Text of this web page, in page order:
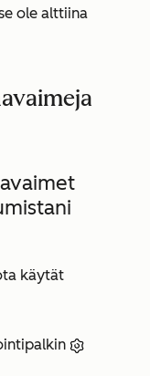
ole alttiina
käytät